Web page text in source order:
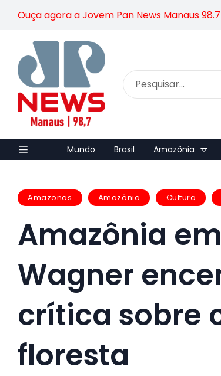
Ouça agora a Jovem Pan News Manaus
Mundo Brasil Amazônia
Amazonas Amazônia Cultura
Amazônia
Wagner
crítica sobre
floresta